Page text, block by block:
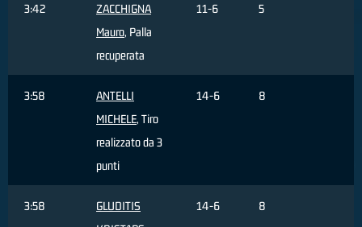
3:42
ZACCHIGNA
Mauro, Palla
recuperata
11-6 5
3:58
ANTELLI
MICHELE, Tiro
realizzato da 3
punti
14-6 8
3:58
GLUDITIS
14-6 8